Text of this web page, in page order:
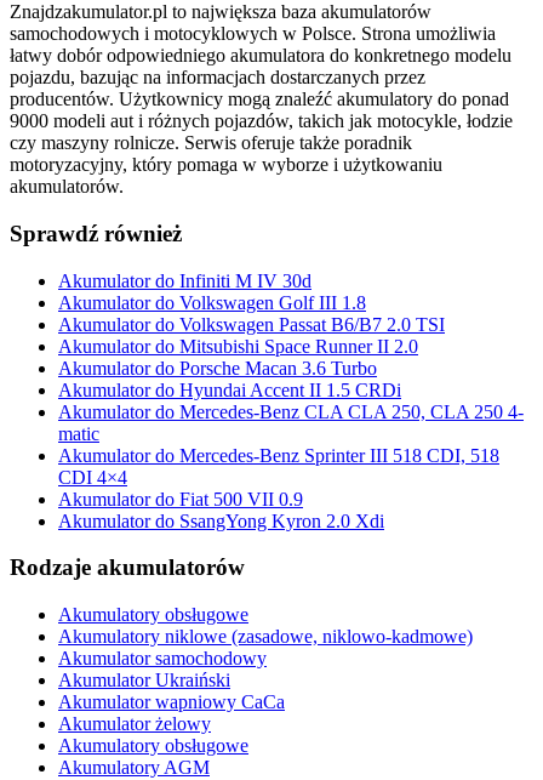
Znajdzakumulator.pl to największa baza akumulatorów
samochodowych i motocyklowych w Polsce. Strona umożliwia
łatwy dobór odpowiedniego akumulatora do konkretnego modelu
pojazdu, bazując na informacjach dostarczanych przez
producentów. Użytkownicy mogą znaleźć akumulatory do ponad
9000 modeli aut i różnych pojazdów, takich jak motocykle, łodzie
czy maszyny rolnicze. Serwis oferuje także poradnik
motoryzacyjny, który pomaga w wyborze i użytkowaniu
akumulatorów.
Sprawdź również
Akumulator do Infiniti M IV 30d
Akumulator do Volkswagen Golf III 1.8
Akumulator do Volkswagen Passat B6/B7 2.0 TSI
Akumulator do Mitsubishi Space Runner II 2.0
Akumulator do Porsche Macan 3.6 Turbo
Akumulator do Hyundai Accent II 1.5 CRDi
Akumulator do Mercedes-Benz CLA CLA 250, CLA 250 4-
matic
Akumulator do Mercedes-Benz Sprinter III 518 CDI, 518
CDI 4×4
Akumulator do Fiat 500 VII 0.9
Akumulator do SsangYong Kyron 2.0 Xdi
Rodzaje akumulatorów
Akumulatory obsługowe
Akumulatory niklowe (zasadowe, niklowo-kadmowe)
Akumulator samochodowy
Akumulator Ukraiński
Akumulator wapniowy CaCa
Akumulator żelowy
Akumulatory obsługowe
Akumulatory AGM